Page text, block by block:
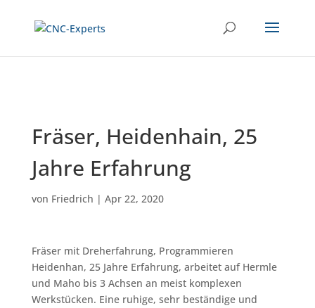
Fräser, Heidenhain, 25
Jahre Erfahrung
von Friedrich | Apr 22, 2020
Fräser mit Dreherfahrung, Programmieren
Heidenhan, 25 Jahre Erfahrung, arbeitet auf Hermle
und Maho bis 3 Achsen an meist komplexen
Werkstücken. Eine ruhige, sehr beständige und